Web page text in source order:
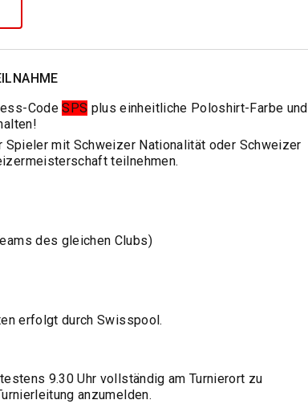
CodeSPS plus einheitliche Poloshirt-Farbe und
Spieler mit Schweizer Nationalität oder Schweizer
teilnehmen.
des gleichen Clubs)
erfolgt durch Swisspool.
9.30 Uhr vollständig am Turnierort zu
anzumelden.